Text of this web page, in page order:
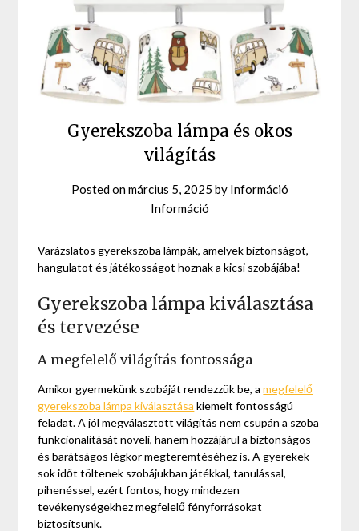
Gyerekszoba lámpa és okos
világítás
Posted onmárcius 5, 2025 by Információ
Információ
Varázslatos gyerekszoba lámpák, amelyek biztonságot,
hangulatot és játékosságot hoznak a kicsi szobájába!
Gyerekszoba lámpa kiválasztása
és tervezése
A megfelelő világítás fontossága
Amikor gyermekünk szobáját rendezzük be, amegfelelő
gyerekszoba lámpa kiválasztása kiemelt fontosságú
feladat. A jól megválasztott világítás nem csupán a szoba
funkcionalitását növeli, hanem hozzájárul a biztonságos
és barátságos légkör megteremtéséhez is. A gyerekek
sok időt töltenek szobájukban játékkal, tanulással,
pihenéssel, ezért fontos, hogy mindezen
tevékenységekhez megfelelő fényforrásokat
biztosítsunk.